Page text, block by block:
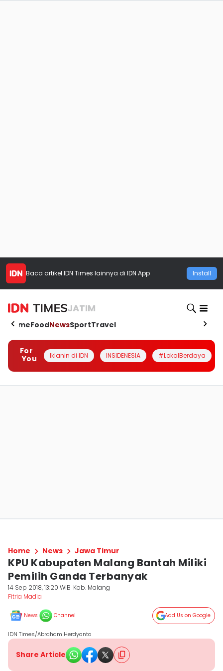
Baca artikel IDN Times lainnya di IDN App Install
JATIM
HomeFoodNewsSportTravel
For
You
Iklanin di IDN INSIDENESIA #LokalBerdaya
Home News Jawa Timur
KPU Kabupaten Malang Bantah Miliki
Pemilih Ganda Terbanyak
14 Sep 2018, 13:20 WIB Kab. Malang
Fitria Madia
News Channel Add Us on Google
IDN Times/Abraham Herdyanto
Share Article